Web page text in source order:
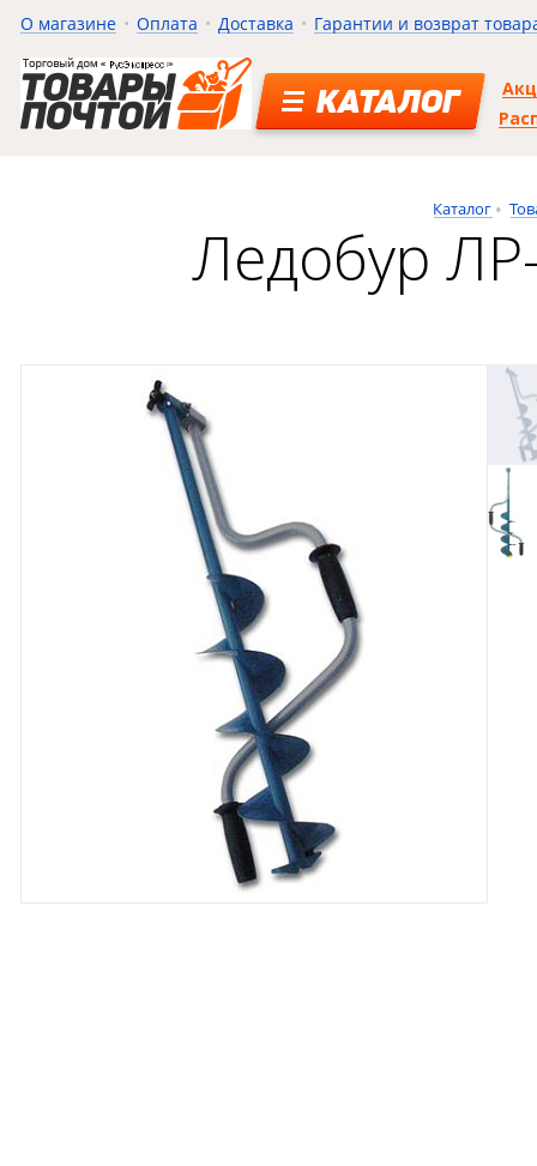
О магазине Оплата Доставка Гарантии и возврат
КАТАЛОГ
Каталог
Ледобур